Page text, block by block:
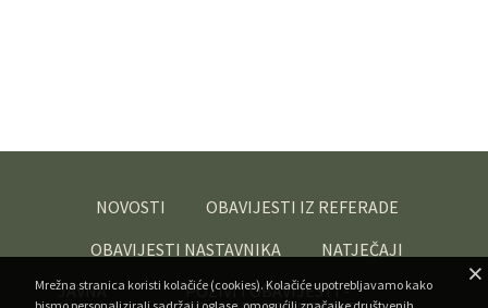
NOVOSTI
OBAVIJESTI IZ REFERADE
OBAVIJESTI NASTAVNIKA
NATJEČAJI
JAVNA
POZIVI I OBAVIJESTI -
Mrežna stranica koristi kolačiće (cookies). Kolačiće upotrebljavamo kako